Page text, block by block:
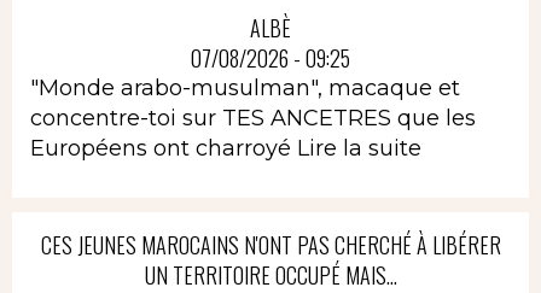
ALBÈ
07/08/2026 - 09:25
"Monde arabo-musulman", macaque et
concentre-toi sur TES ANCETRES que les
Européens ont charroyé Lire la suite
CES JEUNES MAROCAINS N'ONT PAS CHERCHÉ À LIBÉRER
UN TERRITOIRE OCCUPÉ MAIS...